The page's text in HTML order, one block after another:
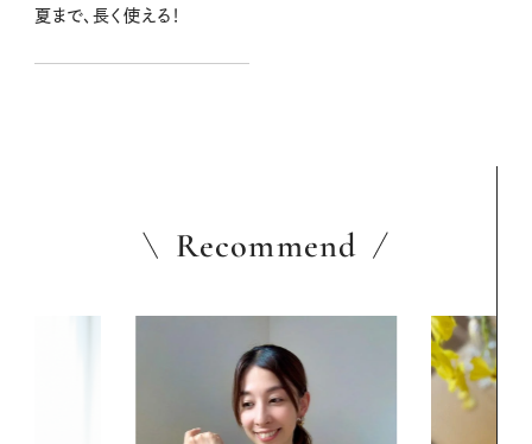
夏まで、長く使える！
Recommend